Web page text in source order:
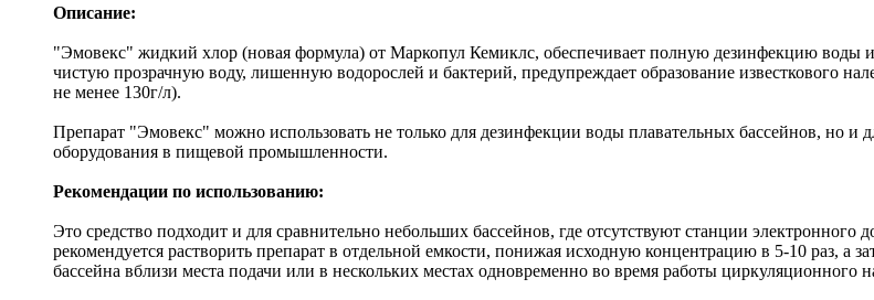
Описание:
"Эмовекс" жидкий хлор (новая формула) от Маркопул Кемиклс, обеспечивает полную дезинфекцию воды и
чистую прозрачную воду, лишенную водорослей и бактерий, предупреждает образование известкового
не менее 130г/л).
Препарат "Эмовекс" можно использовать не только для дезинфекции воды плавательных бассейнов, но и
оборудования в пищевой промышленности.
Рекомендации по использованию:
Это средство подходит и для сравнительно небольших бассейнов, где отсутствуют станции
рекомендуется растворить препарат в отдельной емкости, понижая исходную концентрацию в 5-10 раз, а
бассейна вблизи места подачи или в нескольких местах одновременно во время работы циркуляционного